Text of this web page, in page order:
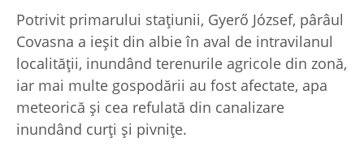
Potrivit primarului staţiunii, Gyerő József, pârâul
Covasna a ieşit din albie în aval de intravilanul
localităţii, inundând terenurile agricole din zonă,
iar mai multe gospodării au fost afectate, apa
meteorică şi cea refulată din canalizare
inundând curţi şi pivniţe.